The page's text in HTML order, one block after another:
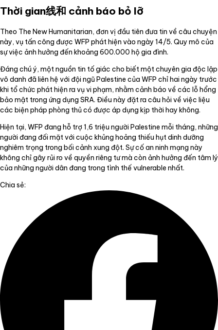
Thời gian线和 cảnh báo bỏ lỡ
Theo The New Humanitarian, đơn vị đầu tiên đưa tin về câu chuyện
này, vụ tấn công được WFP phát hiện vào ngày 14/5. Quy mô của
sự việc ảnh hưởng đến khoảng 600.000 hộ gia đình.
Đáng chú ý, một nguồn tin tố giác cho biết một chuyên gia độc lập
vô danh đã liên hệ với đội ngũ Palestine của WFP chỉ hai ngày trước
khi tổ chức phát hiện ra vụ vi phạm, nhằm cảnh báo về các lỗ hổng
bảo mật trong ứng dụng SRA. Điều này đặt ra câu hỏi về việc liệu
các biện pháp phòng thủ có được áp dụng kịp thời hay không.
Hiện tại, WFP đang hỗ trợ 1,6 triệu người Palestine mỗi tháng, những
người đang đối mặt với cuộc khủng hoảng thiếu hụt dinh dưỡng
nghiêm trọng trong bối cảnh xung đột. Sự cố an ninh mạng này
không chỉ gây rủi ro về quyền riêng tư mà còn ảnh hưởng đến tâm lý
của những người dân đang trong tình thế vulnerable nhất.
Chia sẻ: